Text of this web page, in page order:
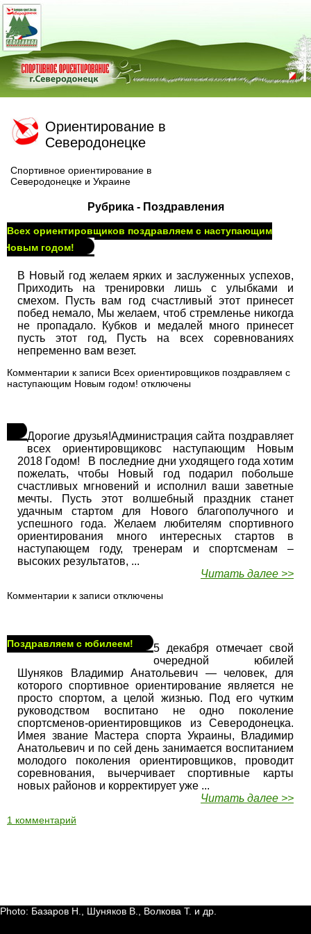
Ориентирование в
Северодонецке
Спортивное ориентирование в
Северодонецке и Украине
Рубрика - Поздравления
Всех ориентировщиков поздравляем с наступающим
Новым годом!
В Новый год желаем ярких и заслуженных успехов,
Приходить на тренировки лишь с улыбками и
смехом. Пусть вам год счастливый этот принесет
побед немало, Мы желаем, чтоб стремленье никогда
не пропадало. Кубков и медалей много принесет
пусть этот год, Пусть на всех соревнованиях
непременно вам везет.
Комментарии к записи Всех ориентировщиков поздравляем с
наступающим Новым годом! отключены
Дорогие друзья!Администрация сайта поздравляет
всех ориентировщиковс наступающим Новым
2018 Годом! В последние дни уходящего года хотим
пожелать, чтобы Новый год подарил побольше
счастливых мгновений и исполнил ваши заветные
мечты. Пусть этот волшебный праздник станет
удачным стартом для Нового благополучного и
успешного года. Желаем любителям спортивного
ориентирования много интересных стартов в
наступающем году, тренерам и спортсменам –
высоких результатов, ...
Читать далее >>
Комментарии к записи отключены
Поздравляем с юбилеем!
5 декабря отмечает свой
очередной юбилей
Шуняков Владимир Анатольевич — человек, для
которого спортивное ориентирование является не
просто спортом, а целой жизнью. Под его чутким
руководством воспитано не одно поколение
спортсменов-ориентировщиков из Северодонецка.
Имея звание Мастера спорта Украины, Владимир
Анатольевич и по сей день занимается воспитанием
молодого поколения ориентировщиков, проводит
соревнования, вычерчивает спортивные карты
новых районов и корректирует уже ...
Читать далее >>
1 комментарий
Photo: Базаров Н., Шуняков В., Волкова Т. и др.